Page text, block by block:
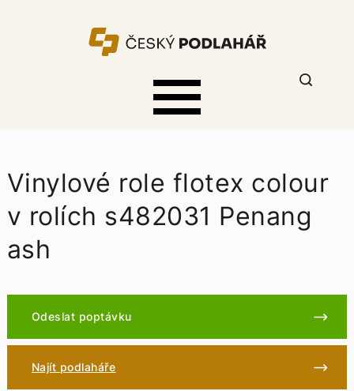
Vinylové role flotex colour
v rolích s482031 Penang
ash
Odeslat poptávku
Najít podlaháře